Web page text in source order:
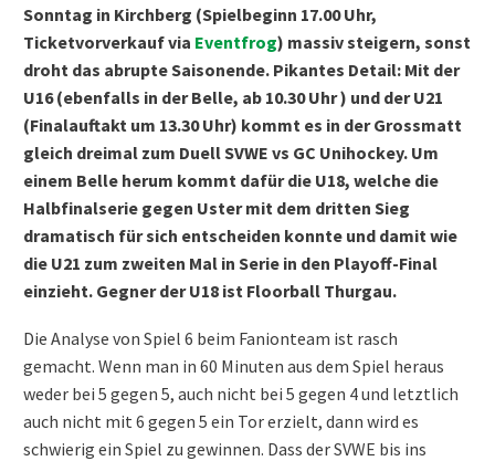
Sonntag in Kirchberg (Spielbeginn 17.00 Uhr,
Ticketvorverkauf via Eventfrog) massiv steigern, sonst
droht das abrupte Saisonende. Pikantes Detail: Mit der
U16 (ebenfalls in der Belle, ab 10.30 Uhr ) und der U21
(Finalauftakt um 13.30 Uhr) kommt es in der Grossmatt
gleich dreimal zum Duell SVWE vs GC Unihockey. Um
einem Belle herum kommt dafür die U18, welche die
Halbfinalserie gegen Uster mit dem dritten Sieg
dramatisch für sich entscheiden konnte und damit wie
die U21 zum zweiten Mal in Serie in den Playoff-Final
einzieht. Gegner der U18 ist Floorball Thurgau.
Die Analyse von Spiel 6 beim Fanionteam ist rasch
gemacht. Wenn man in 60 Minuten aus dem Spiel heraus
weder bei 5 gegen 5, auch nicht bei 5 gegen 4 und letztlich
auch nicht mit 6 gegen 5 ein Tor erzielt, dann wird es
schwierig ein Spiel zu gewinnen. Dass der SVWE bis ins